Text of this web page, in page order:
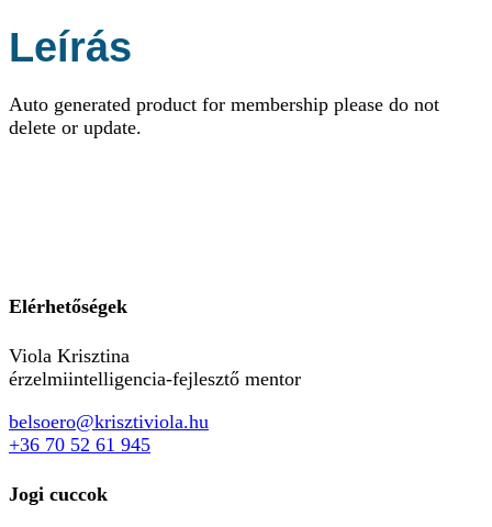
Leírás
Auto generated product for membership please do not
delete or update.
Elérhetőségek
Viola Krisztina
érzelmiintelligencia-fejlesztő mentor
belsoero@krisztiviola.hu
+36 70 52 61 945
Jogi cuccok